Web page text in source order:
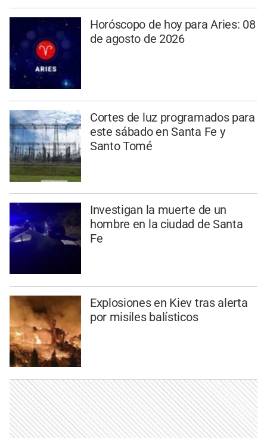
Horóscopo de hoy para Aries: 08
de agosto de 2026
Cortes de luz programados para
este sábado en Santa Fe y
Santo Tomé
Investigan la muerte de un
hombre en la ciudad de Santa
Fe
Explosiones en Kiev tras alerta
por misiles balísticos